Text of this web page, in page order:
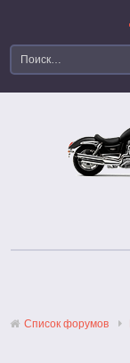
Список форумов